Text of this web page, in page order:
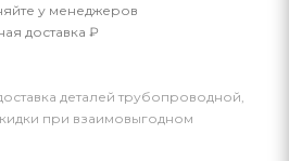
у менеджеров
доставка ₽
деталей трубопроводной,
при взаимовыгодном